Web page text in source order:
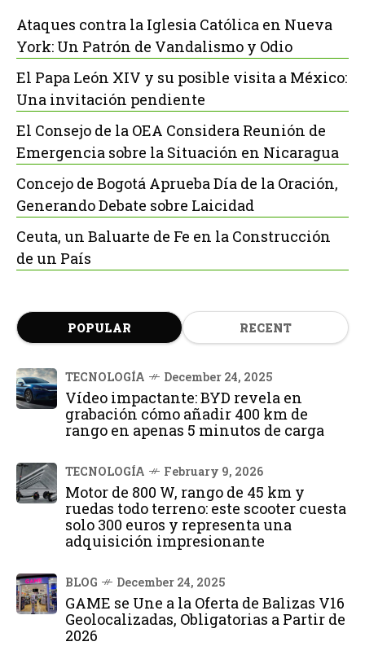
Ataques contra la Iglesia Católica en Nueva
York: Un Patrón de Vandalismo y Odio
El Papa León XIV y su posible visita a México:
Una invitación pendiente
El Consejo de la OEA Considera Reunión de
Emergencia sobre la Situación en Nicaragua
Concejo de Bogotá Aprueba Día de la Oración,
Generando Debate sobre Laicidad
Ceuta, un Baluarte de Fe en la Construcción
de un País
POPULAR RECENT
TECNOLOGÍA December 24, 2025
Vídeo impactante: BYD revela en
grabación cómo añadir 400 km de
rango en apenas 5 minutos de carga
TECNOLOGÍA February 9, 2026
Motor de 800 W, rango de 45 km y
ruedas todo terreno: este scooter cuesta
solo 300 euros y representa una
adquisición impresionante
BLOG December 24, 2025
GAME se Une a la Oferta de Balizas V16
Geolocalizadas, Obligatorias a Partir de
2026